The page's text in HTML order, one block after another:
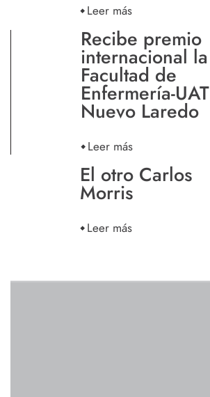
Leer más
Recibe premio
internacional la
Facultad de
Enfermería-UAT
Nuevo Laredo
Leer más
El otro Carlos
Morris
Leer más